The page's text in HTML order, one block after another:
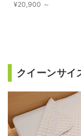
¥20,900
クイーンサイ